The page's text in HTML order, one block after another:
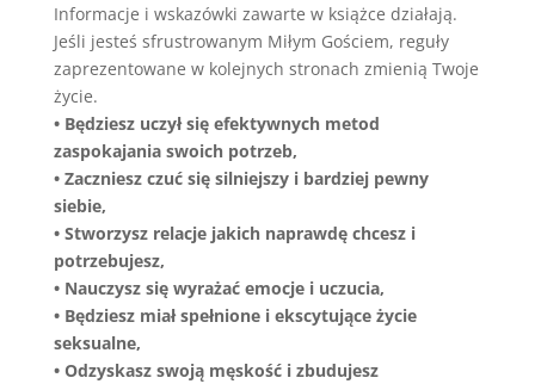
Informacje i wskazówki zawarte w książce działają.
Jeśli jesteś sfrustrowanym Miłym Gościem, reguły
zaprezentowane w kolejnych stronach zmienią Twoje
życie.
• Będziesz uczył się efektywnych metod
zaspokajania swoich potrzeb,
• Zaczniesz czuć się silniejszy i bardziej pewny
siebie,
• Stworzysz relacje jakich naprawdę chcesz i
potrzebujesz,
• Nauczysz się wyrażać emocje i uczucia,
• Będziesz miał spełnione i ekscytujące życie
seksualne,
• Odzyskasz swoją męskość i zbudujesz